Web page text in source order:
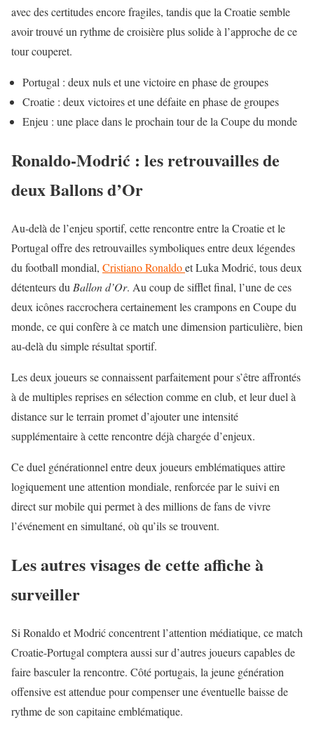
avec des certitudes encore fragiles, tandis que la Croatie semble
avoir trouvé un rythme de croisière plus solide à l’approche de ce
tour couperet.
Portugal : deux nuls et une victoire en phase de groupes
Croatie : deux victoires et une défaite en phase de groupes
Enjeu : une place dans le prochain tour de la Coupe du monde
Ronaldo-Modrić : les retrouvailles de
deux Ballons d’Or
Au-delà de l’enjeu sportif, cette rencontre entre la Croatie et le
Portugal offre des retrouvailles symboliques entre deux légendes
du football mondial, Cristiano Ronaldoet Luka Modrić, tous deux
détenteurs du Ballon d’Or. Au coup de sifflet final, l’une de ces
deux icônes raccrochera certainement les crampons en Coupe du
monde, ce qui confère à ce match une dimension particulière, bien
au-delà du simple résultat sportif.
Les deux joueurs se connaissent parfaitement pour s’être affrontés
à de multiples reprises en sélection comme en club, et leur duel à
distance sur le terrain promet d’ajouter une intensité
supplémentaire à cette rencontre déjà chargée d’enjeux.
Ce duel générationnel entre deux joueurs emblématiques attire
logiquement une attention mondiale, renforcée par le suivi en
direct sur mobile qui permet à des millions de fans de vivre
l’événement en simultané, où qu’ils se trouvent.
Les autres visages de cette affiche à
surveiller
Si Ronaldoet Modrić concentrent l’attention médiatique, ce match
Croatie-Portugal comptera aussi sur d’autres joueurs capables de
faire basculer la rencontre. Côté portugais, la jeune génération
offensive est attendue pour compenser une éventuelle baisse de
rythme de son capitaine emblématique.